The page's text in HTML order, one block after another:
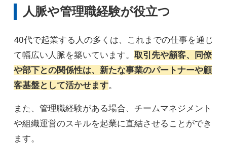
人脈や管理職経験が役立つ
40代で起業する人の多くは、これまでの仕事を通じ
て幅広い人脈を築いています。 取引先や顧客、同僚
や部下との関係性は、新たな事業のパートナーや顧
客基盤として活かせます。
また、管理職経験がある場合、チームマネジメント
や組織運営のスキルを起業に直結させることができ
ます。